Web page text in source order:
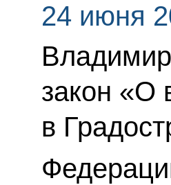
24 июня
закон «О
в